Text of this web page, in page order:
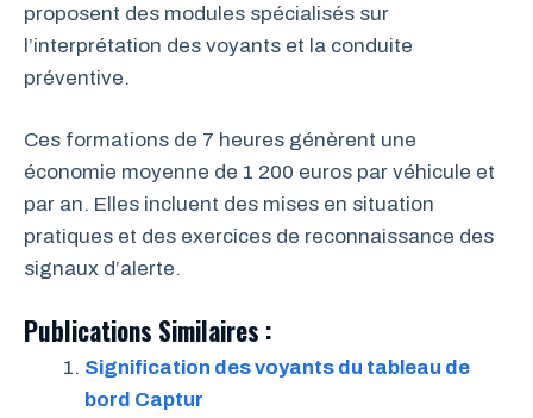
proposent des modules spécialisés sur
l’interprétation des voyants et la conduite
préventive.
Ces formations de 7 heures génèrent une
économie moyenne de 1 200 euros par véhicule et
par an. Elles incluent des mises en situation
pratiques et des exercices de reconnaissance des
signaux d’alerte.
Publications Similaires :
Signification des voyants du tableau de
bord Captur